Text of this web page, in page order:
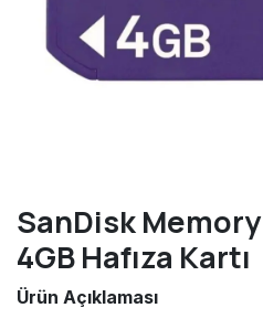
SanDisk
4GB Hafıza Kartı
Ürün Açıklaması